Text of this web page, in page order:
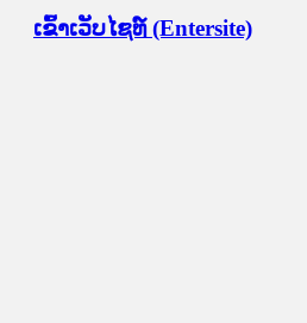
ເຂົ້າເວັບໄຊທ໌ (Entersite)